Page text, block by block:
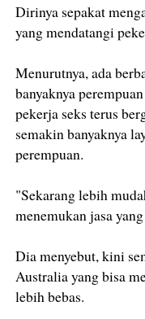
Dirinya sepakat
yang mendatangi
Menurutnya, ada
banyaknya
pekerja seks terus
semakin banyaknya
perempuan.
"Sekarang lebih
menemukan jasa
Dia menyebut, kini
Australia yang bisa
lebih bebas.